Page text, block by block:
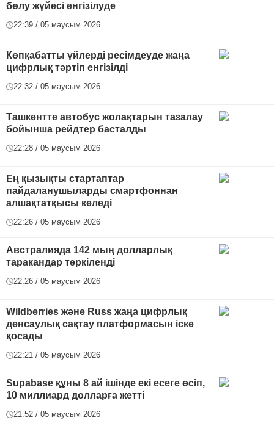
бөлу жүйесі енгізілуде
22:39 / 05 маусым 2026
Көпқабатты үйлерді ресімдеуде жаңа
цифрлық тәртіп енгізілді
22:32 / 05 маусым 2026
Ташкентте автобус жолақтарын тазалау
бойынша рейдтер басталды
22:28 / 05 маусым 2026
Ең қызықты стартаптар
пайдаланушыларды смартфоннан
алшақтатқысы келеді
22:26 / 05 маусым 2026
Австралияда 142 мың долларлық
таракандар тәркіленді
22:26 / 05 маусым 2026
Wildberries және Russ жаңа цифрлық
денсаулық сақтау платформасын іске
қосады
22:21 / 05 маусым 2026
Supabase құны 8 ай ішінде екі есеге өсіп,
10 миллиард долларға жетті
21:52 / 05 маусым 2026